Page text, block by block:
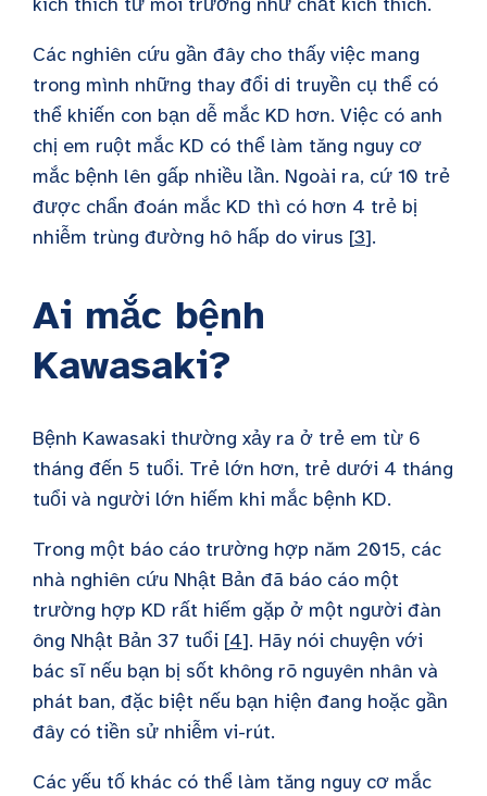
Các nghiên cứu gần đây cho thấy việc mang
trong mình những thay đổi di truyền cụ thể có
thể khiến con bạn dễ mắc KD hơn. Việc có anh
chị em ruột mắc KD có thể làm tăng nguy cơ
mắc bệnh lên gấp nhiều lần. Ngoài ra, cứ 10 trẻ
được chẩn đoán mắc KD thì có hơn 4 trẻ bị
nhiễm trùng đường hô hấp do virus [3].
Ai mắc bệnh
Kawasaki?
Bệnh Kawasaki thường xảy ra ở trẻ em từ 6
tháng đến 5 tuổi. Trẻ lớn hơn, trẻ dưới 4 tháng
tuổi và người lớn hiếm khi mắc bệnh KD.
Trong một báo cáo trường hợp năm 2015, các
nhà nghiên cứu Nhật Bản đã báo cáo một
trường hợp KD rất hiếm gặp ở một người đàn
ông Nhật Bản 37 tuổi [4]. Hãy nói chuyện với
bác sĩ nếu bạn bị sốt không rõ nguyên nhân và
phát ban, đặc biệt nếu bạn hiện đang hoặc gần
đây có tiền sử nhiễm vi-rút.
Các yếu tố khác có thể làm tăng nguy cơ mắc